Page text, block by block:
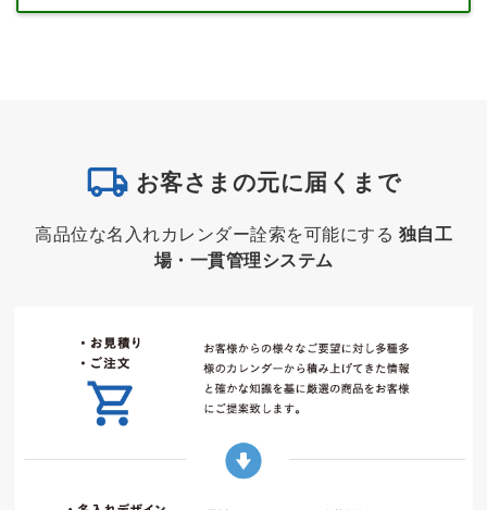
お客さまの元に届くまで
高品位な名入れカレンダー詮索を可能にする 独自工
場・一貫管理システム